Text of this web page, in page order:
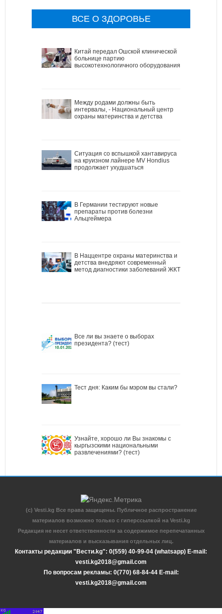
ВСЕ О ЗДОРОВЬЕ
Китай передал Ошской клинической
больнице партию
высокотехнологичного оборудования
Между родами должны быть
интервалы, - Национальный центр
охраны материнства и детства
Ситуация со вспышкой хантавируса
на круизном лайнере MV Hondius
продолжает ухудшаться
В Германии тестируют новые
препараты против болезни
Альцгеймера
В Наццентре охраны материнства и
детства внедряют современный
метод диагностики заболеваний ЖКТ
Все ли вы знаете о выборах
президента? (тест)
Тест дня: Каким бы мэром вы стали?
Узнайте, хорошо ли Вы знакомы с
кыргызскими национальными
развлечениями? (тест)
(c) Vesti.kg Все права защищены. Публичное распространение
материалов возможно только с гиперссылкой на Vesti.kg
Редакция не несет ответственности за содержимое перепечатанных
материалов и высказывания отдельных лиц.
Контакты редакции "Вести.kg": 0(559) 40-99-04 (whatsapp) E-mail:
vesti.kg2018@gmail.com
По вопросам рекламы: 0(770) 68-84-44 E-mail:
vesti.kg2018@gmail.com